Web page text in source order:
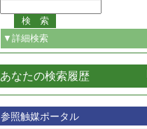
▼詳細検索
必ず含む
巻・号指定
あなたの検索履歴
参照触媒ポータル